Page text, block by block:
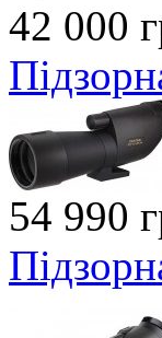
42 000
54 990